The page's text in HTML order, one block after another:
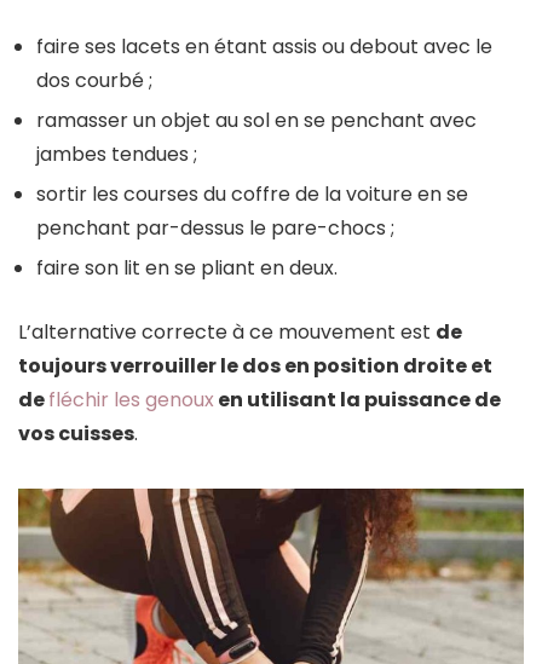
faire ses lacets en étant assis ou debout avec le
dos courbé ;
ramasser un objet au sol en se penchant avec
jambes tendues ;
sortir les courses du coffre de la voiture en se
penchant par-dessus le pare-chocs ;
faire son lit en se pliant en deux.
L’alternative correcte à ce mouvement est de
toujours verrouiller le dos en position droite et
defléchir les genoux en utilisant la puissance de
vos cuisses.